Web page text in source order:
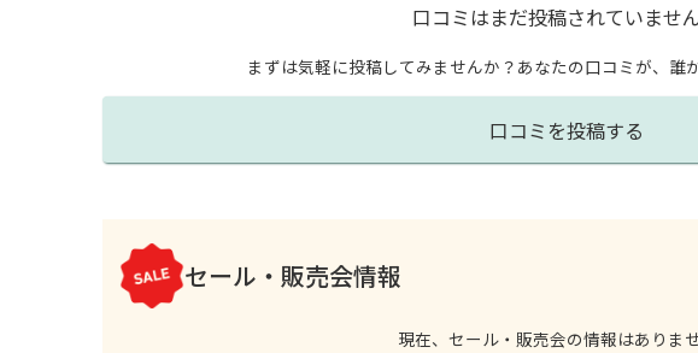
口コミはまだ投稿されていません
まずは気軽に投稿してみませんか？ あなたの口コミが、誰
口コミを投稿する
セール・販売会情報
現在、セール・販売会の情報はありませ